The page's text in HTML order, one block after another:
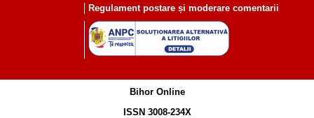
Regulament postare și moderare comentarii
Bihor Online
ISSN 3008-234X